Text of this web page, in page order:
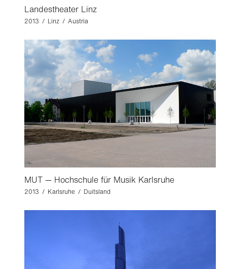
Landestheater Linz
2013 / Linz / Austria
MUT — Hochschule für Musik Karlsruhe
2013 / Karlsruhe / Duitsland